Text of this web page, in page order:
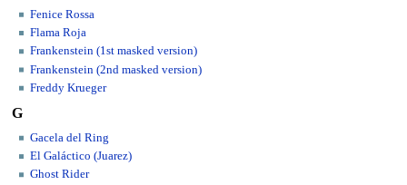
Fenice Rossa
Flama Roja
Frankenstein (1st masked version)
Frankenstein (2nd masked version)
Freddy Krueger
G
Gacela del Ring
El Galáctico (Juarez)
Ghost Rider